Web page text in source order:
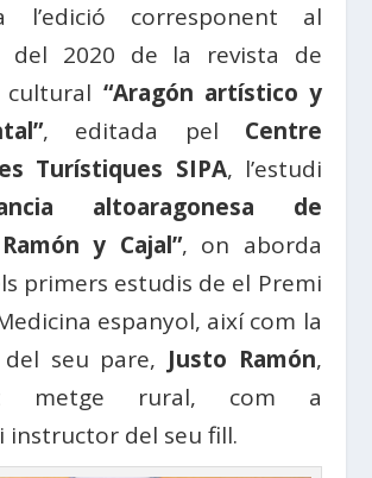
l’edició corresponent al
del 2020 de la revista de
cultural “Aragón artístico y
, editada pel Centre
Turístiques SIPA, l’estudi
altoaragonesa de
y Cajal”, on aborda
primers estudis de el Premi
espanyol, així com la
seu pare, Justo Ramón,
metge rural, com a
instructor del seu fill.